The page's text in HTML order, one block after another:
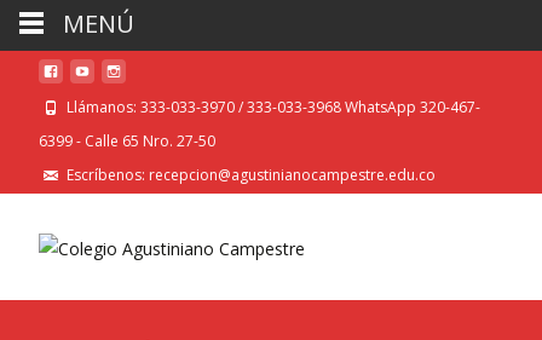
Llámanos: 333-033-3970 / 333-033-3968 WhatsApp 320-467-
6399 - Calle 65 Nro. 27-50
Escríbenos: recepcion@agustinianocampestre.edu.co
MENÚ